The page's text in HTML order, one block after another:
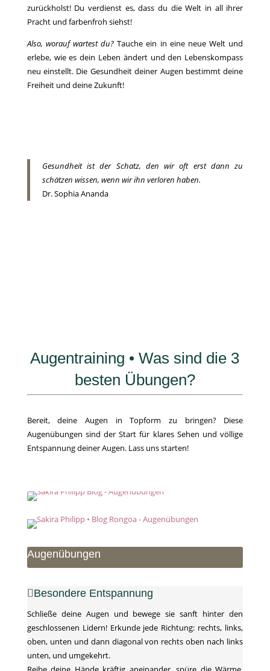
zurückholst! Du verdienst es, dass du die Welt in all ihrer
Pracht und farbenfroh siehst!
Also, worauf wartest du? Tauche ein in eine neue Welt und
erlebe, wie es dein Leben ändert und den Lebenskompass
neu einstellt. Die Gesundheit deiner Augen bestimmt deine
Freiheit und deine Zukunft!
Gesundheit ist der Schatz, den wir oft erst dann zu
schätzen wissen, wenn wir ihn verloren haben.
Dr. Sophia Ananda
Augentraining • Was sind die 3
besten Übungen?
Bereit, deine Augen in Topform zu bringen? Diese
Augenübungen sind der Start für klares Sehen und völlige
Entspannung deiner Augen. Lass uns starten!
Augenübungen
Besondere Entspannung
Schließe deine Augen und bewege sie sanft hinter den
geschlossenen Lidern! Erkunde jede Richtung: rechts, links,
oben, unten und dann diagonal von rechts oben nach links
unten, und umgekehrt.